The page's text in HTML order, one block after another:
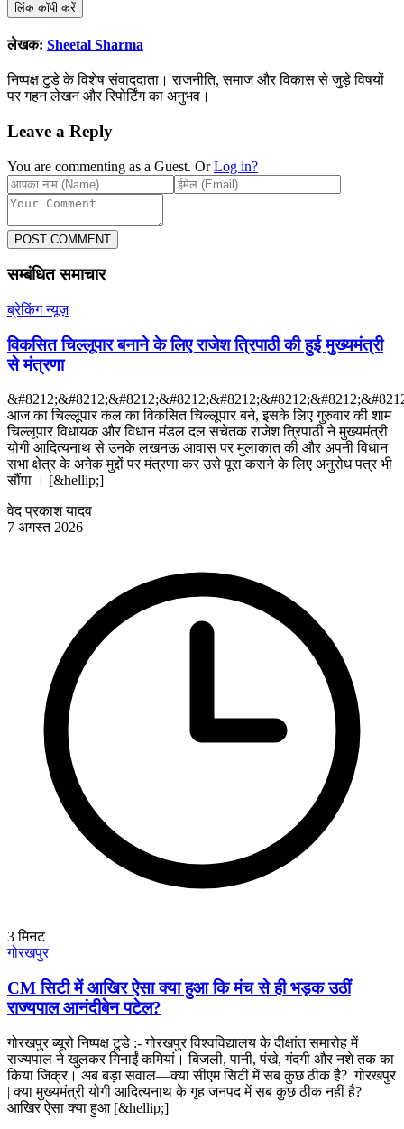
लिंक कॉपी करें
लेखक: Sheetal Sharma
निष्पक्ष टुडे के विशेष संवाददाता। राजनीति, समाज और विकास से जुड़े विषयों
पर गहन लेखन और रिपोर्टिंग का अनुभव।
Leave a Reply
You are commenting as a Guest. Or Log in?
POST COMMENT
सम्बंधित समाचार
ब्रेकिंग न्यूज़
विकसित चिल्लूपार बनाने के लिए राजेश त्रिपाठी की हुई मुख्यमंत्री
से मंत्रणा
आज का चिल्लूपार कल का विकसित चिल्लूपार बने, इसके लिए गुरुवार की शाम
चिल्लूपार विधायक और विधान मंडल दल सचेतक राजेश त्रिपाठी ने मुख्यमंत्री
योगी आदित्यनाथ से उनके लखनऊ आवास पर मुलाकात की और अपनी विधान
सभा क्षेत्र के अनेक मुद्दों पर मंत्रणा कर उसे पूरा कराने के लिए अनुरोध पत्र भी
सौंपा । [&hellip;]
वेद प्रकाश यादव
7 अगस्त 2026
3मिनट
गोरखपुर
CM सिटी में आखिर ऐसा क्या हुआ कि मंच से ही भड़क उठीं
राज्यपाल आनंदीबेन पटेल?
गोरखपुर ब्यूरो निष्पक्ष टुडे :- गोरखपुर विश्वविद्यालय के दीक्षांत समारोह में
राज्यपाल ने खुलकर गिनाईं कमियां। बिजली, पानी, पंखे, गंदगी और नशे तक का
किया जिक्र। अब बड़ा सवाल—क्या सीएम सिटी में सब कुछ ठीक है? गोरखपुर
| क्या मुख्यमंत्री योगी आदित्यनाथ के गृह जनपद में सब कुछ ठीक नहीं है?
आखिर ऐसा क्या हुआ [&hellip;]